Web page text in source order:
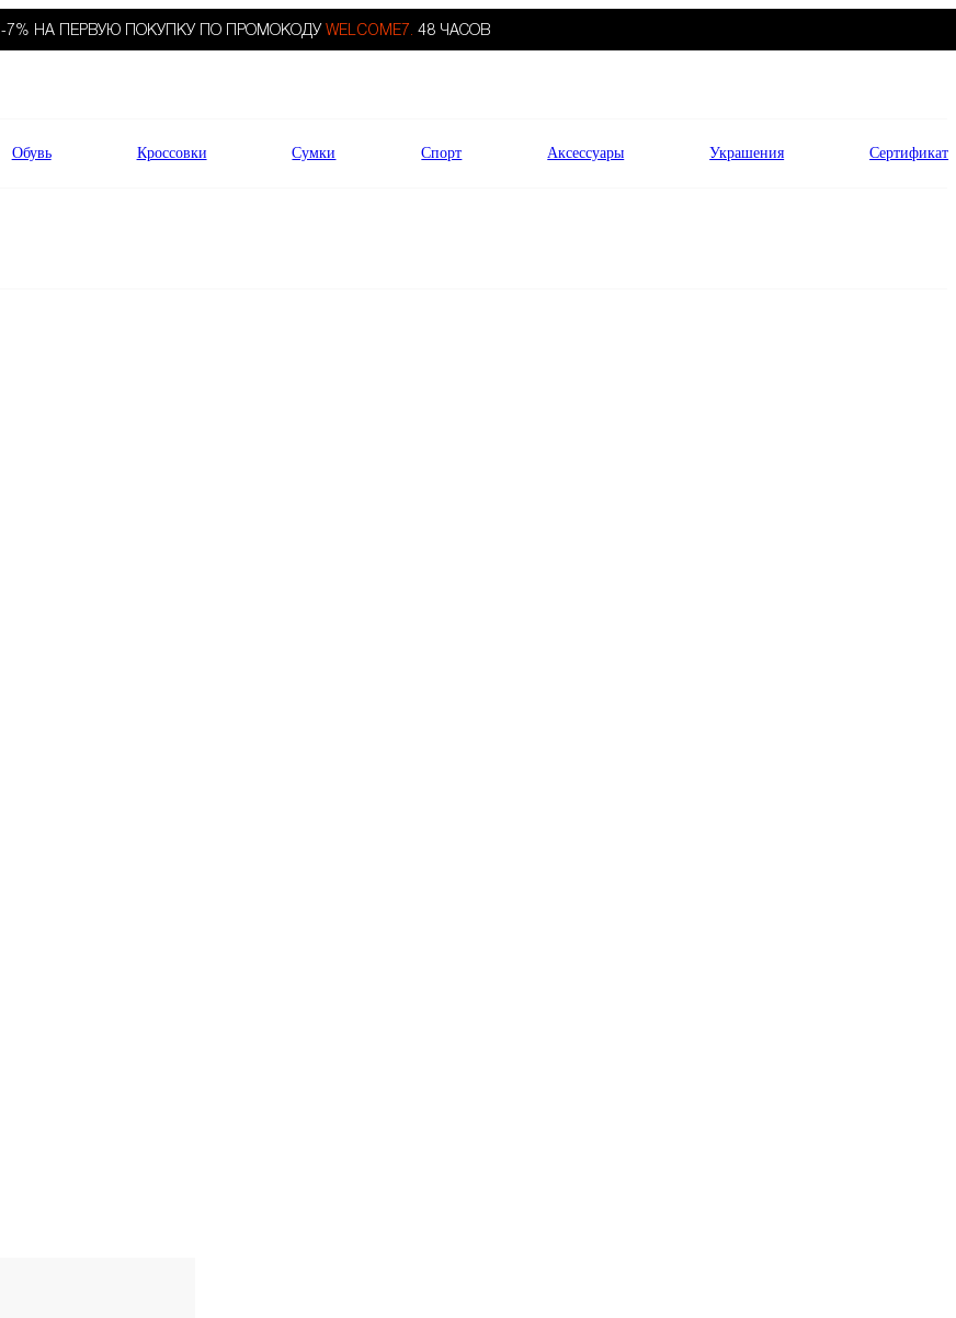
-7% НА ПЕРВУЮ ПОКУПКУ ПО ПРОМОКОДУ WELCOME7. 48 ЧАСОВ
Обувь Кроссовки Сумки Спорт Аксессуары Украшения Сертификат